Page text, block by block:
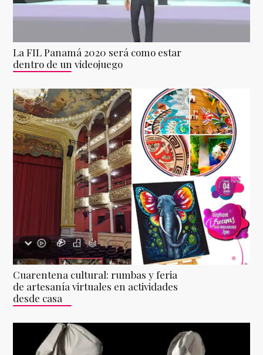
La FIL Panamá 2020 será como estar
dentro de un videojuego
Cuarentena cultural: rumbas y feria
de artesanía virtuales en actividades
desde casa